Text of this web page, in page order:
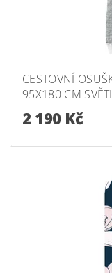
CESTOVNÍ
95X180 CM
2 190 Kč